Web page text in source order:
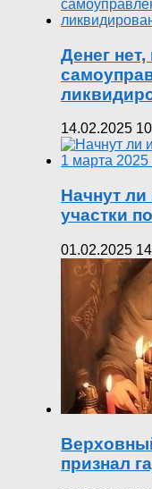
Денег
14.02.2025
Начнут
участки
01.02.2025
признал